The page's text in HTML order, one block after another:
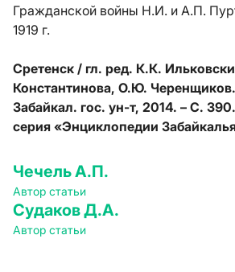
Гражданской войны Н.И. и А.П.
1919 г.
Сретенск / гл. ред. К.К.
Константинова, О.Ю.
Забайкал. гос. ун-т, 2014. – С.
серия «Энциклопедии
Чечель А.П.
Автор статьи
Судаков Д.А.
Автор статьи